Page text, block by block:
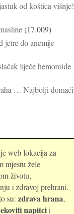
od koštica višnje!
(17.009)
jetre do anemije
liječe hemoroide
… Najbolji domaći
je web lokacija za
mjestu žele
životu,
i zdravoj prehrani.
su: zdrava hrana,
napitcii